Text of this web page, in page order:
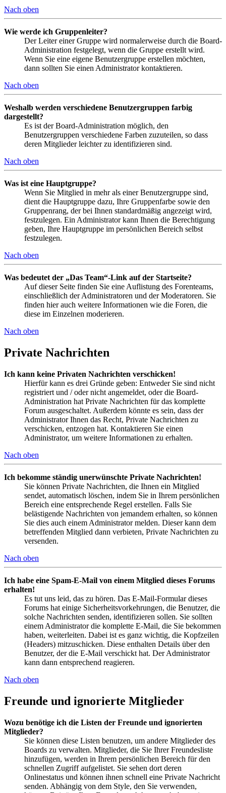
Nach oben
Wie werde ich Gruppenleiter?
Der Leiter einer Gruppe wird normalerweise durch die Board-
Administration festgelegt, wenn die Gruppe erstellt wird.
Wenn Sie eine eigene Benutzergruppe erstellen möchten,
dann sollten Sie einen Administrator kontaktieren.
Nach oben
Weshalb werden verschiedene Benutzergruppen farbig
dargestellt?
Es ist der Board-Administration möglich, den
Benutzergruppen verschiedene Farben zuzuteilen, so dass
deren Mitglieder leichter zu identifizieren sind.
Nach oben
Was ist eine Hauptgruppe?
Wenn Sie Mitglied in mehr als einer Benutzergruppe sind,
dient die Hauptgruppe dazu, Ihre Gruppenfarbe sowie den
Gruppenrang, der bei Ihnen standardmäßig angezeigt wird,
festzulegen. Ein Administrator kann Ihnen die Berechtigung
geben, Ihre Hauptgruppe im persönlichen Bereich selbst
festzulegen.
Nach oben
Was bedeutet der „Das Team“-Link auf der Startseite?
Auf dieser Seite finden Sie eine Auflistung des Forenteams,
einschließlich der Administratoren und der Moderatoren. Sie
finden hier auch weitere Informationen wie die Foren, die
diese im Einzelnen moderieren.
Nach oben
Private Nachrichten
Ich kann keine Privaten Nachrichten verschicken!
Hierfür kann es drei Gründe geben: Entweder Sie sind nicht
registriert und / oder nicht angemeldet, oder die Board-
Administration hat Private Nachrichten für das komplette
Forum ausgeschaltet. Außerdem könnte es sein, dass der
Administrator Ihnen das Recht, Private Nachrichten zu
verschicken, entzogen hat. Kontaktieren Sie einen
Administrator, um weitere Informationen zu erhalten.
Nach oben
Ich bekomme ständig unerwünschte Private Nachrichten!
Sie können Private Nachrichten, die Ihnen ein Mitglied
sendet, automatisch löschen, indem Sie in Ihrem persönlichen
Bereich eine entsprechende Regel erstellen. Falls Sie
belästigende Nachrichten von jemandem erhalten, so können
Sie dies auch einem Administrator melden. Dieser kann dem
betreffenden Mitglied dann verbieten, Private Nachrichten zu
versenden.
Nach oben
Ich habe eine Spam-E-Mail von einem Mitglied dieses Forums
erhalten!
Es tut uns leid, das zu hören. Das E-Mail-Formular dieses
Forums hat einige Sicherheitsvorkehrungen, die Benutzer, die
solche Nachrichten senden, identifizieren sollen. Sie sollten
einem Administrator die komplette E-Mail, die Sie bekommen
haben, weiterleiten. Dabei ist es ganz wichtig, die Kopfzeilen
(Headers) mitzuschicken. Diese enthalten Details über den
Benutzer, der die E-Mail verschickt hat. Der Administrator
kann dann entsprechend reagieren.
Nach oben
Freunde und ignorierte Mitglieder
Wozu benötige ich die Listen der Freunde und ignorierten
Mitglieder?
Sie können diese Listen benutzen, um andere Mitglieder des
Boards zu verwalten. Mitglieder, die Sie Ihrer Freundesliste
hinzufügen, werden in Ihrem persönlichen Bereich für den
schnellen Zugriff aufgelistet. Sie sehen dort deren
Onlinestatus und können ihnen schnell eine Private Nachricht
senden. Abhängig von dem Style, den Sie verwenden,